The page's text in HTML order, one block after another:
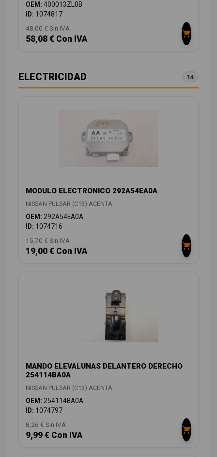
OEM: 400013ZL0B
ID: 1074817
48,00 € Sin IVA
58,08 € Con IVA
ELECTRICIDAD 14
MODULO ELECTRONICO 292A54EA0A
NISSAN PULSAR (C13) ACENTA
OEM: 292A54EA0A
ID: 1074716
15,70 € Sin IVA
19,00 € Con IVA
MANDO ELEVALUNAS DELANTERO DERECHO
254114BA0A
NISSAN PULSAR (C13) ACENTA
OEM: 254114BA0A
ID: 1074797
8,26 € Sin IVA
9,99 € Con IVA